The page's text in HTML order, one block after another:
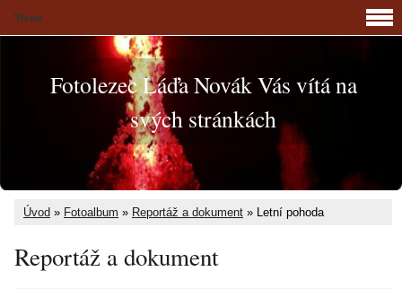
Fotolezec Láďa Novák Vás vítá na
svých stránkách
Úvod » Fotoalbum » Reportáž a dokument » Letní pohoda
Reportáž a dokument
Menu